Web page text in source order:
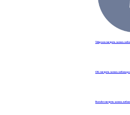
Telegram смотреть запись
OK смотреть запись вебинара
Rutube смотреть запись